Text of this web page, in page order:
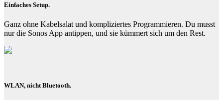
Einfaches Setup.
Ganz ohne Kabelsalat und kompliziertes Programmieren. Du musst
nur die Sonos App antippen, und sie kümmert sich um den Rest.
WLAN, nicht Bluetooth.